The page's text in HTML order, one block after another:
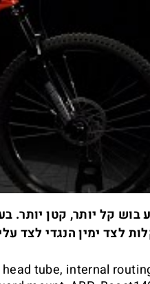
340% סיוע, שקט להפליא, עם רצועת כוח
לצד ימין הנגדי לצד
tube, internal